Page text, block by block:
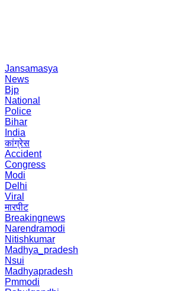
Jansamasya
News
Bjp
National
Police
Bihar
India
कांग्रेस
Accident
Congress
Modi
Delhi
Viral
मारपीट
Breakingnews
Narendramodi
Nitishkumar
Madhya_pradesh
Nsui
Madhyapradesh
Pmmodi